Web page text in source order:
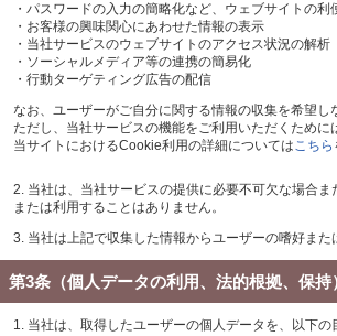
・パスワードの入力の簡略化など、ウェブサイトの利
・お客様の興味関心にあわせた情報の表示
・当社サービスのウェブサイトのアクセス状況の解析
・ソーシャルメディア等の連携の簡易化
・行動ターゲティング広告の配信
なお、ユーザーがご自分に関する情報の収集を希望
ただし、当社サービスの機能をご利用いただくために
当サイトにおけるCookie利用の詳細についてはこちら
2. 当社は、当社サービスの提供に必要不可欠な場合
または利用することはありません。
3. 当社は上記で収集した情報からユーザーの嗜好また
第3条（個人データの利用、法的根拠、保持
1. 当社は、取得したユーザーの個人データを、以下